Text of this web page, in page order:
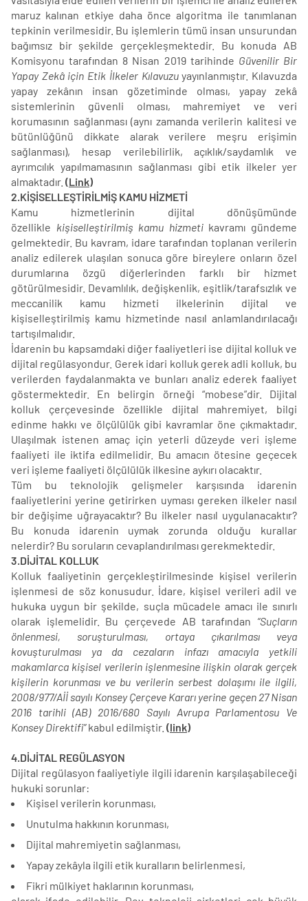
maruz kalınan etkiye daha önce algoritma ile tanımlanan
tepkinin verilmesidir. Bu işlemlerin tümü insan unsurundan
bağımsız bir şekilde gerçekleşmektedir. Bu konuda AB
Komisyonu tarafından 8 Nisan 2019 tarihinde Güvenilir Bir
Yapay Zekâ için Etik İlkeler Kılavuzuyayınlanmıştır. Kılavuzda
yapay zekânın insan gözetiminde olması, yapay zekâ
sistemlerinin güvenli olması, mahremiyet ve veri
korumasının sağlanması (aynı zamanda verilerin kalitesi ve
bütünlüğünü dikkate alarak verilere meşru erişimin
sağlanması), hesap verilebilirlik, açıklık/saydamlık ve
ayrımcılık yapılmamasının sağlanması gibi etik ilkeler yer
almaktadır. (Link)
2.KİŞİSELLEŞTİRİLMİŞ KAMU HİZMETİ
Kamu hizmetlerinin dijital dönüşümünde
özellikle kişiselleştirilmiş kamu hizmetikavramı gündeme
gelmektedir. Bu kavram, idare tarafından toplanan verilerin
analiz edilerek ulaşılan sonuca göre bireylere onların özel
durumlarına özgü diğerlerinden farklı bir hizmet
götürülmesidir. Devamlılık, değişkenlik, eşitlik/tarafsızlık ve
meccanilik kamu hizmeti ilkelerinin dijital ve
kişiselleştirilmiş kamu hizmetinde nasıl anlamlandırılacağı
tartışılmalıdır.
İdarenin bu kapsamdaki diğer faaliyetleri ise dijital kolluk ve
dijital regülasyondur. Gerek idari kolluk gerek adli kolluk, bu
verilerden faydalanmakta ve bunları analiz ederek faaliyet
göstermektedir. En belirgin örneği “mobese”dir. Dijital
kolluk çerçevesinde özellikle dijital mahremiyet, bilgi
edinme hakkı ve ölçülülük gibi kavramlar öne çıkmaktadır.
Ulaşılmak istenen amaç için yeterli düzeyde veri işleme
faaliyeti ile iktifa edilmelidir. Bu amacın ötesine geçecek
veri işleme faaliyeti ölçülülük ilkesine aykırı olacaktır.
Tüm bu teknolojik gelişmeler karşısında idarenin
faaliyetlerini yerine getirirken uyması gereken ilkeler nasıl
bir değişime uğrayacaktır? Bu ilkeler nasıl uygulanacaktır?
Bu konuda idarenin uymak zorunda olduğu kurallar
nelerdir? Bu soruların cevaplandırılması gerekmektedir.
3.DİJİTAL KOLLUK
Kolluk faaliyetinin gerçekleştirilmesinde kişisel verilerin
işlenmesi de söz konusudur. İdare, kişisel verileri adil ve
hukuka uygun bir şekilde, suçla mücadele amacı ile sınırlı
olarak işlemelidir. Bu çerçevede AB tarafından “Suçların
önlenmesi, soruşturulması, ortaya çıkarılması veya
kovuşturulması ya da cezaların infazı amacıyla yetkili
makamlarca kişisel verilerin işlenmesine ilişkin olarak gerçek
kişilerin korunması ve bu verilerin serbest dolaşımı ile ilgili,
2008/977/Aİİ sayılı Konsey Çerçeve Kararı yerine geçen 27 Nisan
2016 tarihli (AB) 2016/680 Sayılı Avrupa Parlamentosu Ve
Konsey Direktifi”kabul edilmiştir. (link)
4.DİJİTAL REGÜLASYON
Dijital regülasyon faaliyetiyle ilgili idarenin karşılaşabileceği
hukuki sorunlar:
Kişisel verilerin korunması,
Unutulma hakkının korunması,
Dijital mahremiyetin sağlanması,
Yapay zekâyla ilgili etik kuralların belirlenmesi,
Fikri mülkiyet haklarının korunması,